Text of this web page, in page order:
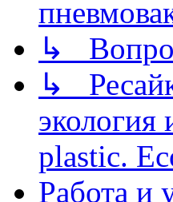
↳
↳
plastic.
Работа и